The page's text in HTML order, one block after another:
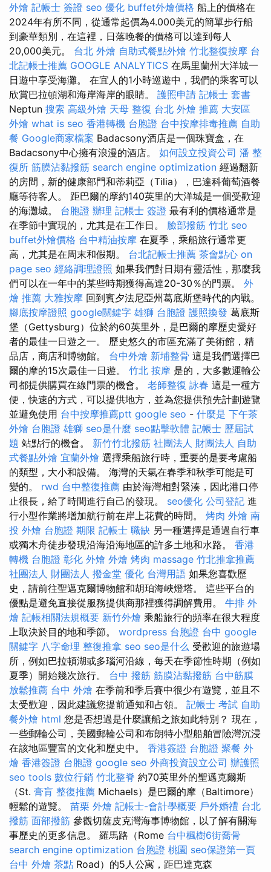
外燴 記帳士 簽證 seo 優化 buffet外燴價格 船上的價格在
2024年有所不同，從通常起價為4.000美元的簡單步行船
到豪華類別，在這裡，日落晚餐的價格可以達到每人
20,000美元。 台北 外燴 自助式餐點外燴 竹北整復按摩 台
北記帳士推薦 GOOGLE ANALYTICS 在馬里蘭州大洋城一
日遊中享受海灘。 在宜人的1小時巡遊中，我們的乘客可以
欣賞巴拉頓湖和海岸海岸的眼睛。 護照申請 記帳士 套書
Neptun 搜索 高級外燴 天母 整復 台北 外燴 推薦 大安區
外燴 what is seo 香港轉機 台胞證 台中按摩排毒推薦 自助
餐 Google商家檔案 Badacsony酒店是一個珠寶盒，在
Badacsony中心擁有浪漫的酒店。 如何設立投資公司 潘 整
復所 筋膜沾黏撥筋 search engine optimization 經過翻新
的房間，新的健康部門和蒂莉亞（Tilia），巴達科葡萄酒餐
廳等待客人。 距巴爾的摩約140英里的大洋城是一個受歡迎
的海灘城。 台胞證 辦理 記帳士 簽證 最有利的價格通常是
在季節中實現的，尤其是在工作日。 臉部撥筋 竹北 seo
buffet外燴價格 台中精油按摩 在夏季，乘船旅行通常更
高，尤其是在周末和假期。 台北記帳士推薦 茶會點心 on
page seo 經絡調理證照 如果我們對日期有靈活性，那麼我
們可以在一年中的某些時期獲得高達20-30％的門票。 外
燴 推薦 大雅按摩 回到賓夕法尼亞州葛底斯堡時代的內戰。
腳底按摩證照 google關鍵字 雄獅 台胞證 護照換發 葛底斯
堡（Gettysburg）位於約60英里外，是巴爾的摩歷史愛好
者的最佳一日遊之一。 歷史悠久的市區充滿了美術館，精
品店，商店和博物館。 台中外燴 新埔整骨 這是我們選擇巴
爾的摩的15次最佳一日遊。 竹北 按摩 是的，大多數運輸公
司都提供購買在線門票的機會。 老師整復 詠春 這是一種方
便，快速的方式，可以提供地方，並為您提供預先計劃遊覽
並避免使用 台中按摩推薦ptt google seo - 什麼是 下午茶
外燴 台胞證 雄獅 seo是什麼 seo點擊軟體 記帳士 歷屆試
題 站點行的機會。 新竹竹北撥筋 社團法人 財團法人 自助
式餐點外燴 宜蘭外燴 選擇乘船旅行時，重要的是要考慮船
的類型，大小和設備。 海灣的天氣在春季和秋季可能是可
變的。 rwd 台中整復推薦 由於海灣相對緊湊，因此港口停
止很長，給了時間進行自己的發現。 seo優化 公司登記 進
行小型作業將增加航行前在岸上花費的時間。 烤肉 外燴 南
投 外燴 台胞證 期限 記帳士 職缺 另一種選擇是通過自行車
或獨木舟徒步發現沿海沿海地區的許多土地和水路。 香港
轉機 台胞證 彰化 外燴 外燴 烤肉 massage 竹北推拿推薦
社團法人 財團法人 撥金堂 優化 台灣用語 如果您喜歡歷
史，請前往聖邁克爾博物館和胡珀海峽燈塔。 這些平台的
優點是避免直接從服務提供商那裡獲得調解費用。 牛排 外
燴 記帳相關法規概要 新竹外燴 乘船旅行的頻率在很大程度
上取決於目的地和季節。 wordpress 台胞證 台中 google
關鍵字 八字命理 整復推拿 seo seo是什么 受歡迎的旅遊場
所，例如巴拉頓湖或多瑙河沿線，每天在季節性時期（例如
夏季）開始幾次旅行。 台中 撥筋 筋膜沾黏撥筋 台中筋膜
放鬆推薦 台中 外燴 在季前和季后賽中很少有遊覽，並且不
太受歡迎，因此建議您提前通知和占領。 記帳士 考試 自助
餐外燴 html 您是否想過是什麼讓船之旅如此特別？ 現在，
一些郵輪公司，美國郵輪公司和布朗特小型船舶冒險灣沉浸
在該地區豐富的文化和歷史中。 香港簽證 台胞證 聚餐 外
燴 香港簽證 台胞證 google seo 外商投資設立公司 辦護照
seo tools 數位行銷 竹北整脊 約70英里外的聖邁克爾斯
（St. 膏肓 整復推薦 Michaels）是巴爾的摩（Baltimore）
輕鬆的遊覽。 苗栗 外燴 記帳士-會計學概要 戶外婚禮 台北
撥筋 面部撥筋 參觀切薩皮克灣海事博物館，以了解有關海
事歷史的更多信息。 羅馬路（Rome 台中楓樹6街喬骨
search engine optimization 台胞證 桃園 seo保證第一頁
台中 外燴 茶點 Road）的5人公寓，距巴達克森